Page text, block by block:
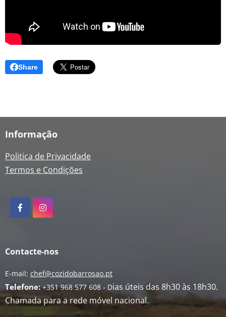
Share
Informação
Politica de Privacidade
Termos e Condições
Contacte-nos
E-mail: chef@cozidobarrosao.pt
Telefone:+351 968 577 608 - Dias úteis das 8h30 às 18h30.
Chamada para a rede móvel nacional.